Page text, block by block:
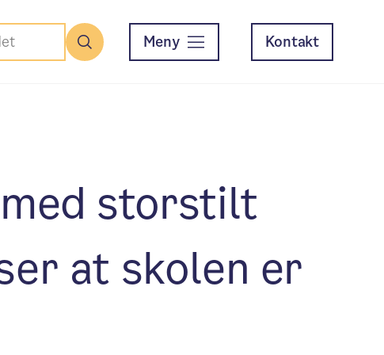
Meny Kontakt
storstilt
at skolen er